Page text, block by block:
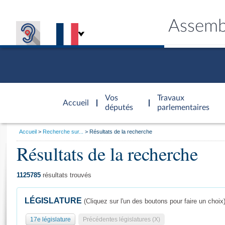
Accueil
d'accueil
Vos
députés
Travaux
parlementaires
Général
Vous
Accueil Recherche sur... Résultats de la recherche
Résultats de la recherche
1125785 résultats trouvés
LÉGISLATURE (Cliquez sur l'un des boutons pour faire un choix)
17e législature Précédentes législatures (X)